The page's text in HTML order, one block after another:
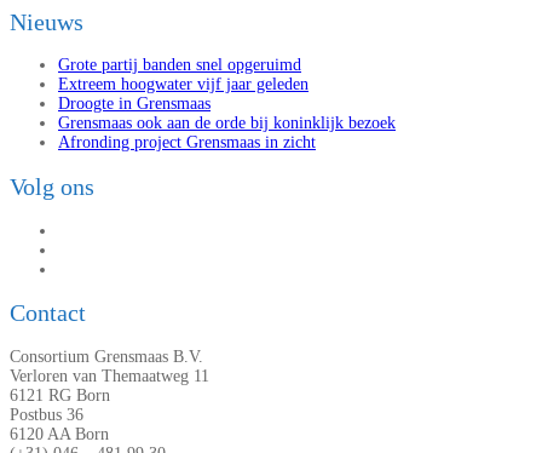
Nieuws
Grote partij banden snel opgeruimd
Extreem hoogwater vijf jaar geleden
Droogte in Grensmaas
Grensmaas ook aan de orde bij koninklijk bezoek
Afronding project Grensmaas in zicht
Volg ons
Contact
Consortium Grensmaas B.V.
Verloren van Themaatweg 11
6121 RG Born
Postbus 36
6120 AA Born